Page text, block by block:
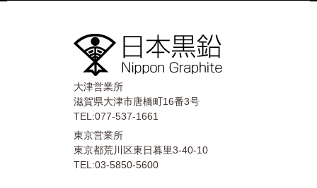
大津営業所
滋賀県大津市唐橋町16番3号
TEL:077-537-1661
東京営業所
東京都荒川区東日暮里3-40-10
TEL:03-5850-5600